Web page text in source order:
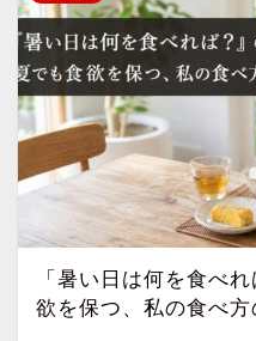
「暑い日は何を食べ
欲を保つ、私の食べ方